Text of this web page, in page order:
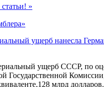
»
ущерб нанесла
ущерб СССР, по
Государственной
млрд долларов.